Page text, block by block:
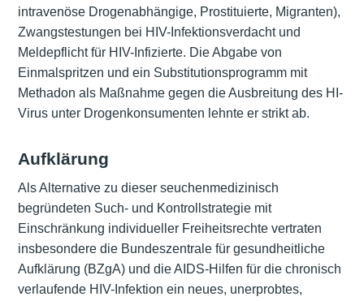
intravenöse Drogenabhängige, Prostituierte, Migranten),
Zwangstestungen bei HIV-Infektionsverdacht und
Meldepflicht für HIV-Infizierte. Die Abgabe von
Einmalspritzen und ein Substitutionsprogramm mit
Methadon als Maßnahme gegen die Ausbreitung des HI-
Virus unter Drogenkonsumenten lehnte er strikt ab.
Aufklärung
Als Alternative zu dieser seuchenmedizinisch
begründeten Such- und Kontrollstrategie mit
Einschränkung individueller Freiheitsrechte vertraten
insbesondere die Bundeszentrale für gesundheitliche
Aufklärung (BZgA) und die AIDS-Hilfen für die chronisch
verlaufende HIV-Infektion ein neues, unerprobtes,